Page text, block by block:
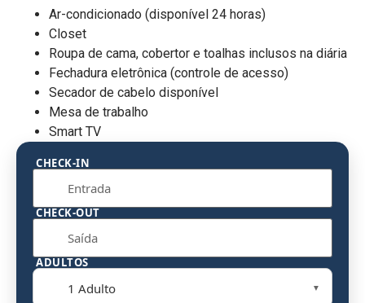
Ar-condicionado (disponível 24 horas)
Closet
Roupa de cama, cobertor e toalhas inclusos na diária
Fechadura eletrônica (controle de acesso)
Secador de cabelo disponível
Mesa de trabalho
Smart TV
CHECK-IN
CHECK-OUT
ADULTOS
▼